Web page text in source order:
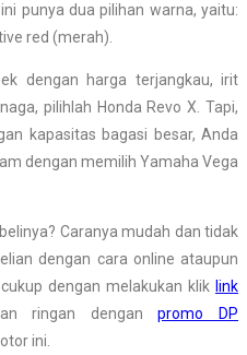
punya dua pilihan warna, yaitu:
red (merah).
dengan harga terjangkau, irit
pilihlah Honda Revo X. Tapi,
kapasitas bagasi besar, Anda
dengan memilih Yamaha Vega
Caranya mudah dan tidak
dengan cara online ataupun
dengan melakukan klik link
ringan denganpromo DP
ini.